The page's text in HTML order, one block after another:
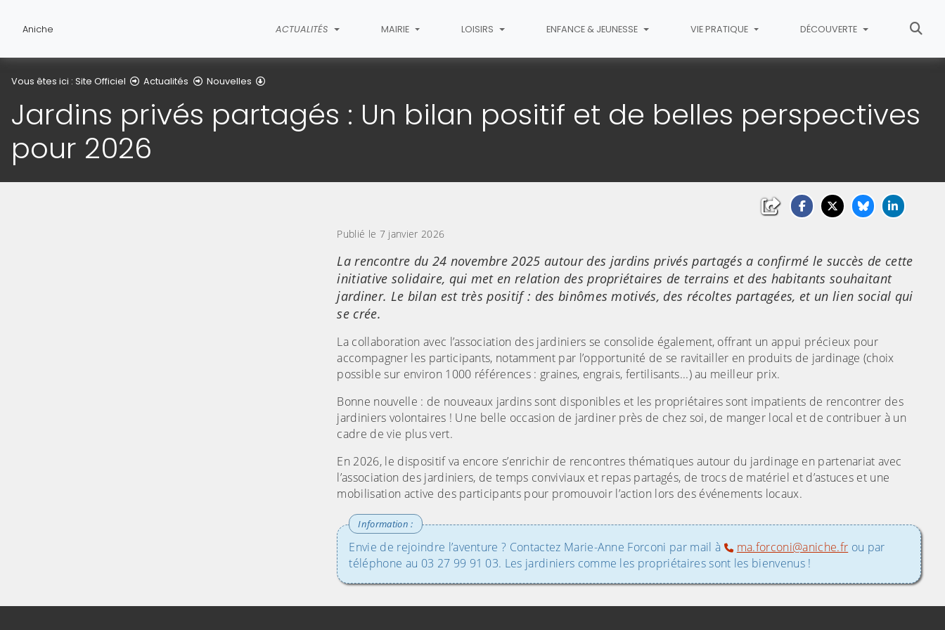
Aniche ACTUALITÉS MAIRIE LOISIRS ENFANCE & JEUNESSE VIE PRATIQUE DÉCOUVERTE
Vous êtes ici : Site Officiel Actualités Nouvelles
Jardins privés partagés : Un bilan positif et de belles perspectives
pour 2026
Publié le 7 janvier 2026
La rencontre du 24 novembre 2025 autour des jardins privés partagés a confirmé le succès de cette
initiative solidaire, qui met en relation des propriétaires de terrains et des habitants souhaitant
jardiner. Le bilan est très positif : des binômes motivés, des récoltes partagées, et un lien social qui
se crée.
La collaboration avec l’association des jardiniers se consolide également, offrant un appui précieux pour
accompagner les participants, notamment par l’opportunité de se ravitailler en produits de jardinage (choix
possible sur environ 1000 références : graines, engrais, fertilisants...) au meilleur prix.
Bonne nouvelle : de nouveaux jardins sont disponibles et les propriétaires sont impatients de rencontrer des
jardiniers volontaires ! Une belle occasion de jardiner près de chez soi, de manger local et de contribuer à un
cadre de vie plus vert.
En 2026, le dispositif va encore s’enrichir de rencontres thématiques autour du jardinage en partenariat avec
l’association des jardiniers, de temps conviviaux et repas partagés, de trocs de matériel et d’astuces et une
mobilisation active des participants pour promouvoir l’action lors des événements locaux.
Envie de rejoindre l’aventure ? Contactez Marie-Anne Forconi par mail à ma.forconi@aniche.fr ou par
téléphone au 03 27 99 91 03. Les jardiniers comme les propriétaires sont les bienvenus !